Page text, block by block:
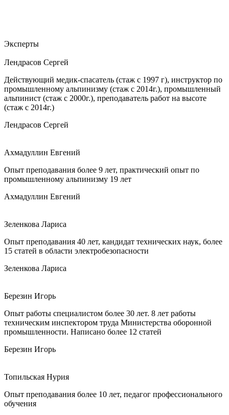
Эксперты
Лендрасов Сергей
Действующий медик-спасатель (стаж с 1997 г), инструктор по
промышленному альпинизму (стаж с 2014г.), промышленный
альпинист (стаж с 2000г.), преподаватель работ на высоте
(стаж с 2014г.)
Лендрасов Сергей
Ахмадуллин Евгений
Опыт преподавания более 9 лет, практический опыт по
промышленному альпинизму 19 лет
Ахмадуллин Евгений
Зеленкова Лариса
Опыт преподавания 40 лет, кандидат технических наук, более
15 статей в области электробезопасности
Зеленкова Лариса
Березин Игорь
Опыт работы специалистом более 30 лет. 8 лет работы
техническим инспектором труда Министерства оборонной
промышленности. Написано более 12 статей
Березин Игорь
Топильская Нурия
Опыт преподавания более 10 лет, педагог профессионального
обучения